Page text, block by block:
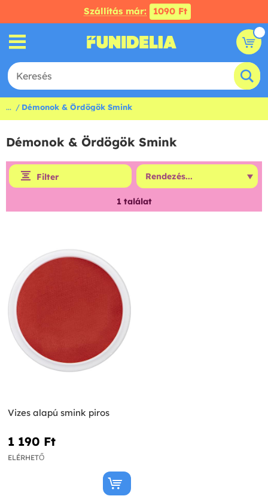
Szállítás már: 1090 Ft
... Démonok & Ördögök Smink
Démonok & Ördögök Smink
Filter
1 találat
Vizes alapú smink piros
1 190 Ft‎
ELÉRHETŐ